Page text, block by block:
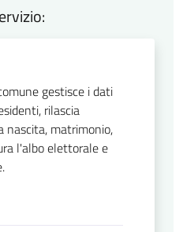
gestisce i dati
rilascia
matrimonio,
l'albo elettorale e